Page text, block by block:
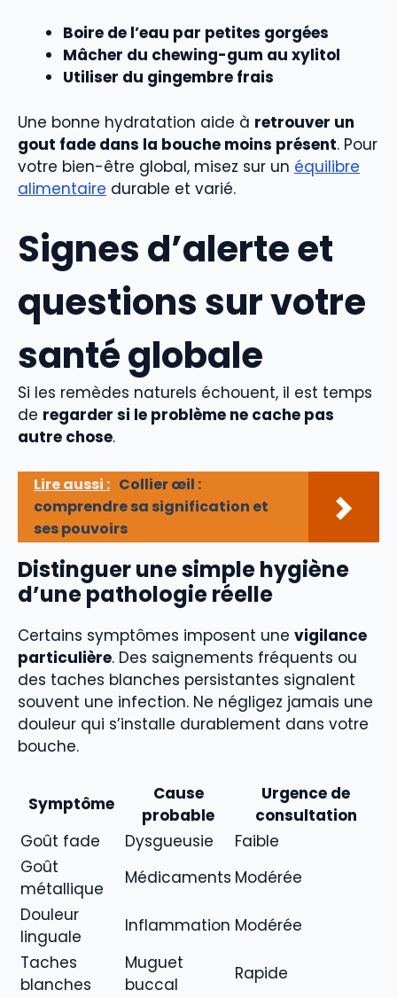
Boire de l’eau par petites gorgées
Mâcher du chewing-gum au xylitol
Utiliser du gingembre frais
Une bonne hydratation aide à retrouver un
gout fade dans la bouche moins présent. Pour
votre bien-être global, misez sur un équilibre
alimentaire durable et varié.
Signes d’alerte et
questions sur votre
santé globale
Si les remèdes naturels échouent, il est temps
de regarder si le problème ne cache pas
autre chose.
Lire aussi : Collier œil :
comprendre sa signification et
ses pouvoirs
Distinguer une simple hygiène
d’une pathologie réelle
Certains symptômes imposent une vigilance
particulière. Des saignements fréquents ou
des taches blanches persistantes signalent
souvent une infection. Ne négligez jamais une
douleur qui s’installe durablement dans votre
bouche.
Symptôme
Cause
probable
Urgence de
consultation
Goût fade
Dysgueusie
Faible
Goût
métallique
Médicaments Modérée
Douleur
linguale
Inflammation Modérée
Taches
blanches
Muguet
buccal
Rapide